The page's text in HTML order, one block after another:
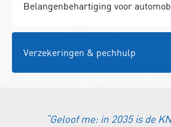
Belangenbehartiging voor
Verzekeringen & pechhulp
“Geloof me: in 2035 is de